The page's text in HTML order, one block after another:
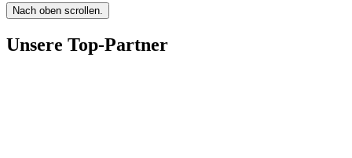
Nach oben scrollen.
Unsere Top-Partner